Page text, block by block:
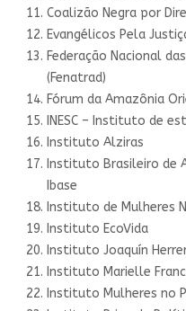
Coalizão Negra por
Evangélicos Pela
Federação Nacional
(Fenatrad)
Fórum da Amazônia
INESC – Instituto de
Instituto Alziras
Instituto Brasileiro de
Ibase
Instituto de Mulheres
Instituto EcoVida
Instituto Joaquín
Instituto Marielle
Instituto Mulheres no